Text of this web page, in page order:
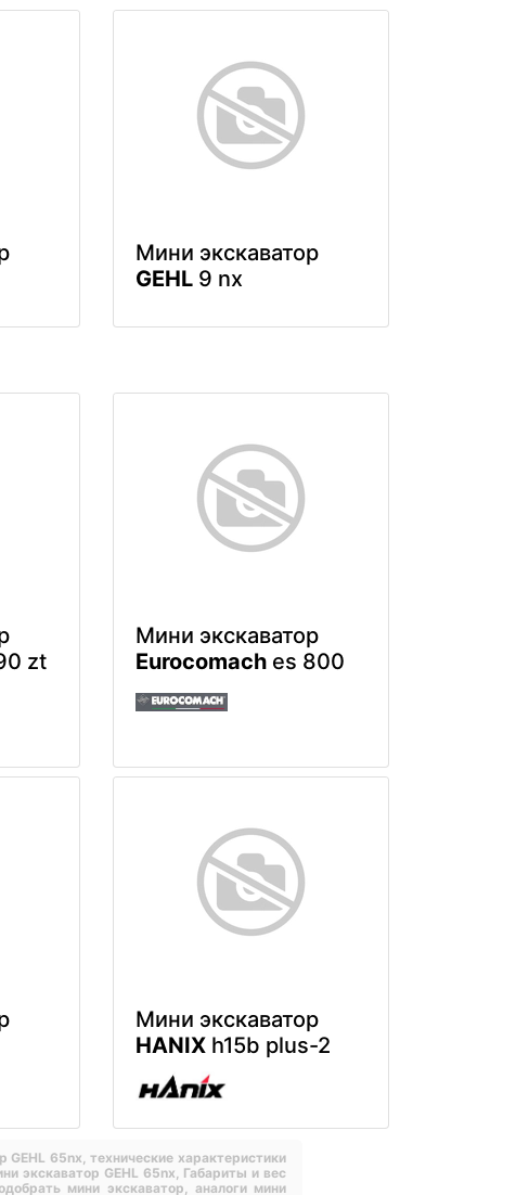
Мини экскаватор
GEHL 9 nx
zt
Мини экскаватор
Eurocomach es 800
Мини экскаватор
HANIX h15b plus-2
GEHL 65nx,технические характеристики
экскаватор GEHL 65nx, Габариты и вес
мини экскаватор, аналоги мини